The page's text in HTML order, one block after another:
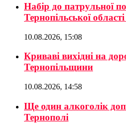
Набір до патрульної
Тернопільської
10.08.2026, 15:08
Криваві вихідні на
Тернопільщини
10.08.2026, 14:58
Ще один алкоголік
Тернополі